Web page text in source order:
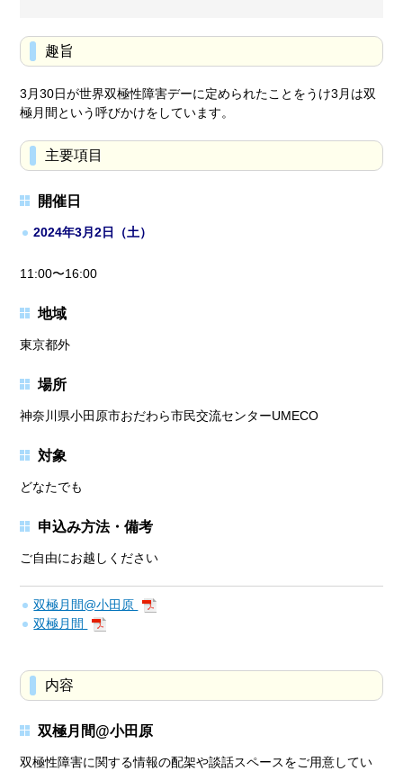
趣旨
3月30日が世界双極性障害デーに定められたことをうけ3月は双
極月間という呼びかけをしています。
主要項目
開催日
2024年3月2日（土）
11:00〜16:00
地域
東京都外
場所
神奈川県小田原市おだわら市民交流センターUMECO
対象
どなたでも
申込み方法・備考
ご自由にお越しください
双極月間@小田原
双極月間
内容
双極月間@小田原
双極性障害に関する情報の配架や談話スペースをご用意してい